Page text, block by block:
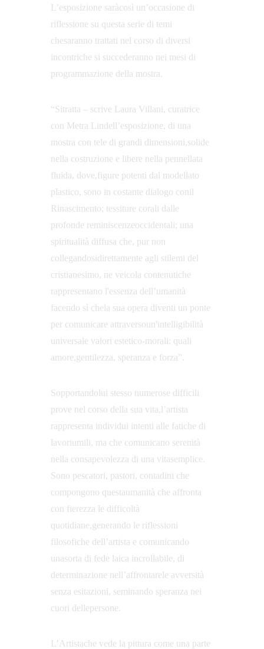
L’esposizione saràcosì un’occasione di
riflessione su questa serie di temi
chesaranno trattati nel corso di diversi
incontriche si succederanno nei mesi di
programmazione della mostra.
“Sitratta – scrive Laura Villani, curatrice
con Metra Lindell’esposizione, di una
mostra con tele di grandi dimensioni,solide
nella costruzione e libere nella pennellata
fluida, dove,figure potenti dal modellato
plastico, sono in costante dialogo conil
Rinascimento; tessiture corali dalle
profonde reminiscenzeoccidentali; una
spiritualità diffusa che, pur non
collegandosidirettamente agli stilemi del
cristianesimo, ne veicola contenutiche
rappresentano l'essenza dell’umanità
facendo sì chela sua opera diventi un ponte
per comunicare attraversoun'intelligibilità
universale valori estetico-morali: quali
amore,gentilezza, speranza e forza”.
Sopportandolui stesso numerose difficili
prove nel corso della sua vita,l’artista
rappresenta individui intenti alle fatiche di
lavoriumili, ma che comunicano serenità
nella consapevolezza di una vitasemplice.
Sono pescatori, pastori, contadini che
compongono questaumanità che affronta
con fierezza le difficoltà
quotidiane,generando le riflessioni
filosofiche dell’artista e comunicando
unasorta di fede laica incrollabile, di
determinazione nell’affrontarele avversità
senza esitazioni, seminando speranza nei
cuori dellepersone.
L’Artistache vede la pittura come una parte